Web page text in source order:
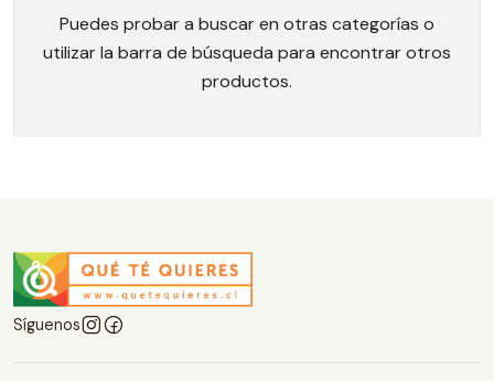
Puedes probar a buscar en otras categorías o
utilizar la barra de búsqueda para encontrar otros
productos.
Síguenos